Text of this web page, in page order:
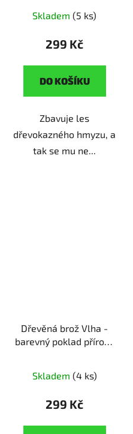
Skladem (5 ks)
299 Kč
DO KOŠÍKU
Zbavuje les
dřevokazného hmyzu, a
tak se mu ne...
Dřevěná brož Vlha -
barevný poklad přírody
ptactva
Skladem (4 ks)
299 Kč